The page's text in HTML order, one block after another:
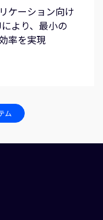
ケーション向け
より、最小の
率を実現
ム